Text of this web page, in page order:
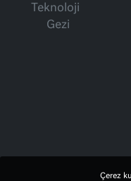
Teknoloji
Gezi
Çerez